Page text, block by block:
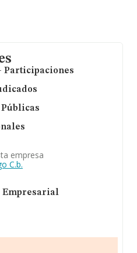
Participaciones
empresa
C.b.
Empresarial